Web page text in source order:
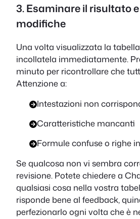
3. Esaminare il risultato
modifiche
Una volta visualizzata la
incollatela immediatamente.
minuto per ricontrollare che
Attenzione a:
Intestazioni non
Caratteristiche mancanti
Formule confuse o righe
Se qualcosa non vi sembra
revisione. Potete chiedere a
qualsiasi cosa nella vostra
risponde bene al feedback,
perfezionarlo ogni volta che è